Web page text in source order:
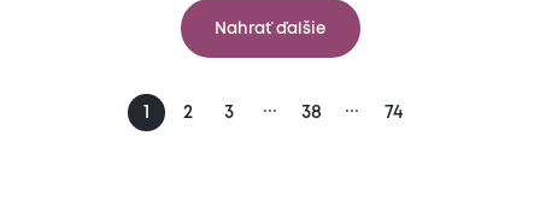
Nahrať ďalšie
1 2 3 ... 38 ... 74